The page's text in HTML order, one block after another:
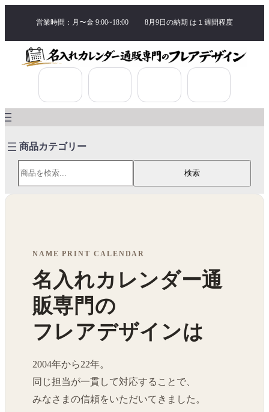
営業時間：月〜金 9:00~18:00 8月9日の納期 は １週間程度
検索
検索
NAME PRINT CALENDAR
名入れカレンダー通
販専門の
フレアデザインは
2004年から22年。
同じ担当が一貫して対応することで、
みなさまの信頼をいただいてきました。